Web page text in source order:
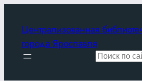
содержимому
Централизованная
города Ярославля
Поиск